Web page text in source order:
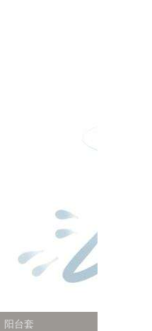
阳台套